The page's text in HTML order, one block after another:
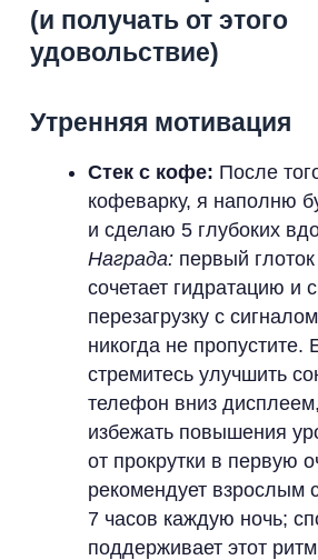
(и получать от этого
удовольствие)
Утренняя мотивация
Стек с кофе: После
кофеварку, я наполню
и сделаю 5 глубоких
Награда: первый
сочетает гидратацию и
перезагрузку с
никогда не пропустите.
стремитесь улучшить
телефон вниз
избежать повышения
от прокрутки в первую
рекомендует взрослым
7 часов каждую ночь;
поддерживает этот